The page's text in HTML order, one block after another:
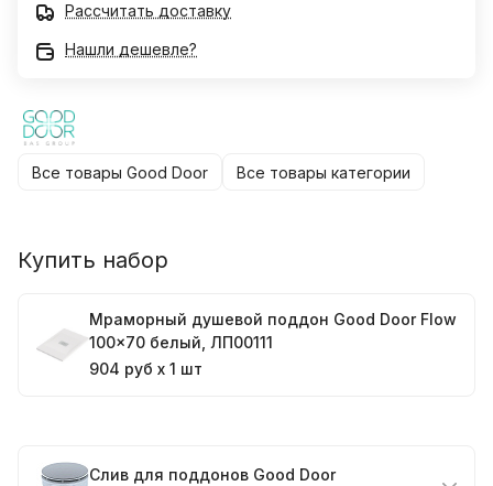
Рассчитать доставку
Нашли дешевле?
Все товары Good Door Все товары категории
Купить набор
Мраморный душевой поддон Good Door Flow
100x70 белый, ЛП00111
904 руб x 1 шт
Слив для поддонов Good Door